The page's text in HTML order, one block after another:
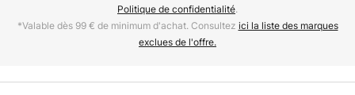
Politique de confidentialité.
*Valable dès 99 € de minimum d'achat. Consultez ici la liste des marques
exclues de l'offre.